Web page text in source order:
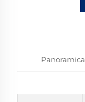
Panoramica